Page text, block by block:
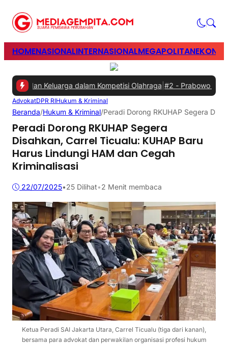
HOMENASIONALINTERNASIONALMEGAPOLITAN
dan Keluarga dalam Kompetisi Olahraga|#2 -Prabowo Minta
AdvokatDPR RIHukum & Kriminal
Beranda/Hukum & Kriminal/Peradi Dorong RKUHAP Segera
Peradi Dorong RKUHAP Segera
Disahkan, Carrel Ticualu: KUHAP Baru
Harus Lindungi HAM dan Cegah
Kriminalisasi
22/07/2025•25 Dilihat•2 Menit membaca
Ketua Peradi SAI Jakarta Utara, Carrel Ticualu (tiga dari kanan),
bersama para advokat dan perwakilan organisasi profesi hukum